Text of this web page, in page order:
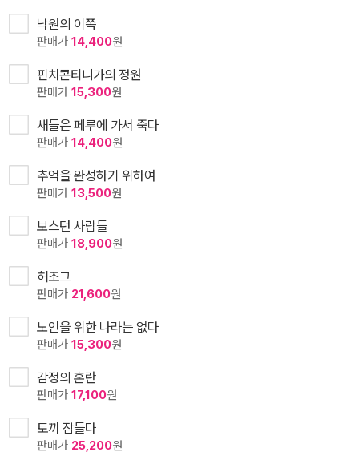
낙원의 이쪽
판매가 14,400원
핀치콘티니가의 정원
판매가 15,300원
새들은 페루에 가서 죽다
판매가 14,400원
추억을 완성하기 위하여
판매가 13,500원
보스턴 사람들
판매가 18,900원
허조그
판매가 21,600원
노인을 위한 나라는 없다
판매가 15,300원
감정의 혼란
판매가 17,100원
토끼 잠들다
판매가 25,200원